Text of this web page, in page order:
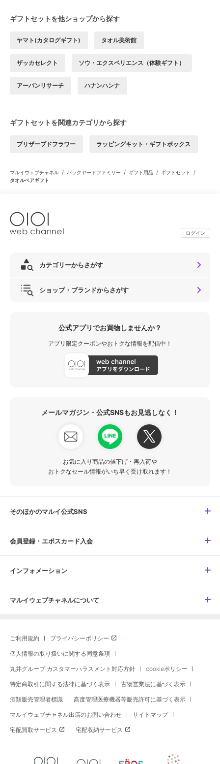
ギフトセットを他ショップから探す
ヤマト(カタログギフト) タオル美術館
ザッカセレクト ソウ・エクスペリエンス（体験ギフト）
アーバンリサーチ ハナンハンナ
ギフトセットを関連カテゴリから探す
プリザーブドフラワー ラッピングキット・ギフトボックス
マルイウェブチャネル / バックヤードファミリー / ギフト用品 / ギフトセット /
タオルベアギフト
ログイン
カテゴリーからさがす
ショップ・ブランドからさがす
公式アプリでお買物しませんか？
アプリ限定クーポンやおトクな情報を配信中！
メールマガジン・公式SNSもお見逃しなく！
お気に入り商品の値下げ・再入荷や
おトクなセール情報がいち早く受け取れます！
そのほかのマルイ公式SNS
会員登録・エポスカード入会
インフォメーション
マルイウェブチャネルについて
ご利用規約 プライバシーポリシー
個人情報の取り扱いに関する同意条項
丸井グループ カスタマーハラスメント対応方針 cookieポリシー
特定商取引に関する法律に基づく表示 古物営業法に基づく表示
酒類販売管理者標識 高度管理医療機器等販売許可に基づく表示
マルイウェブチャネル出店のお問い合わせ サイトマップ
宅配買取サービス 宅配収納サービス